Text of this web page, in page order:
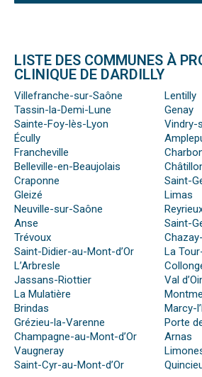
LISTE DES COMMUNES À
CLINIQUE DE DARDILLY
Villefranche-sur-Saône
Tassin-la-Demi-Lune
Sainte-Foy-lès-Lyon
Écully
Francheville
Belleville-en-Beaujolais
Craponne
Gleizé
Neuville-sur-Saône
Anse
Trévoux
Saint-Didier-au-Mont-d’Or
L’Arbresle
Jassans-Riottier
La Mulatière
Brindas
Grézieu-la-Varenne
Champagne-au-Mont-d’Or
Vaugneray
Saint-Cyr-au-Mont-d’Or
Lentilly
Genay
Vindry-
Saint-
Limas
Saint-
La
Val
Marcy-
Porte
Arnas